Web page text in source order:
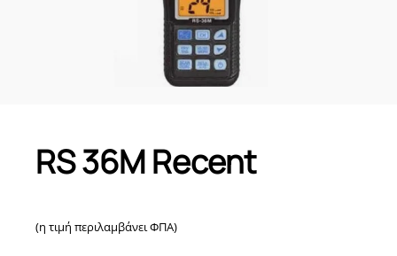
RS 36M Recent
(η τιμή περιλαμβάνει ΦΠΑ)